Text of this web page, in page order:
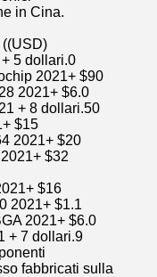
in Cina.
((USD)
5 dollari.0
2021+ $90
2021+ $6.0
+ 8 dollari.50
$15
2021+ $20
$32
$16
2021+ $1.1
2021+ $6.0
+ 7 dollari.9
fabbricati sulla